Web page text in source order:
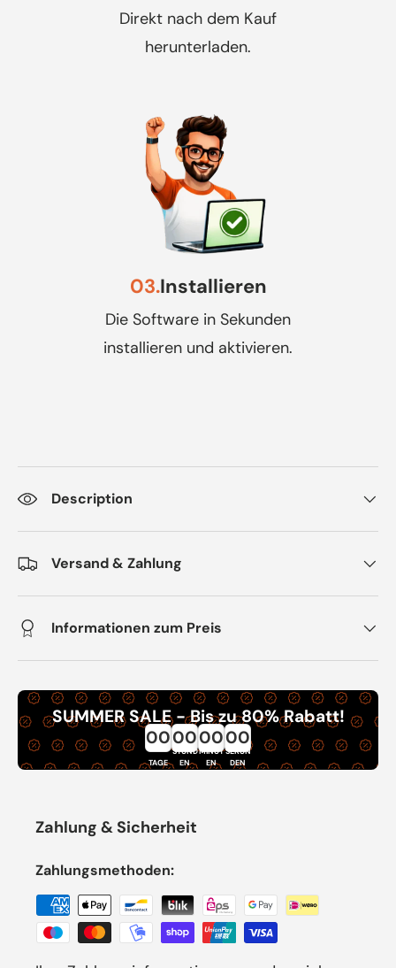
Direkt nach dem Kauf
herunterladen.
03.Installieren
Die Software in Sekunden
installieren und aktivieren.
Description
Versand & Zahlung
Informationen zum Preis
SUMMER SALE - Bis zu 80% Rabatt!
00
TAGE
00
STUND
EN
00
MINUT
EN
00
SEKUN
DEN
Zahlung & Sicherheit
Zahlungsmethoden: